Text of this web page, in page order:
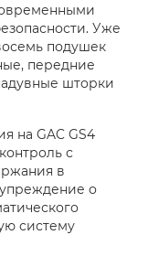
Уже
подушек
передние
шторки
на GAC GS4
с
в
о
систему